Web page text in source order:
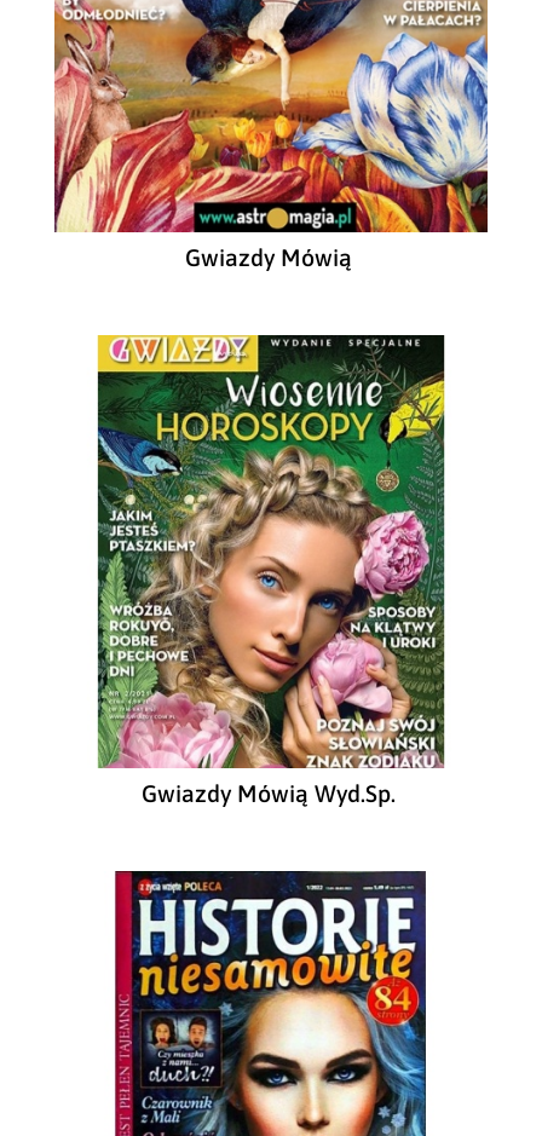
Gwiazdy Mówią
Gwiazdy Mówią Wyd.Sp.